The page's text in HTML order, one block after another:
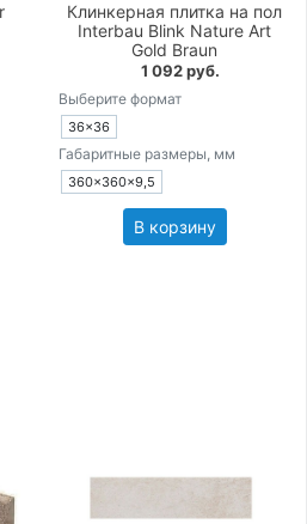
Клинкерная плитка на пол
Interbau Blink Nature Art
Gold Braun
1 092 руб.
Выберите формат
36×36
Габаритные размеры, мм
360×360×9,5
В корзину